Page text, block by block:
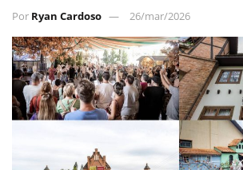
Por Ryan Cardoso 26/mar/2026